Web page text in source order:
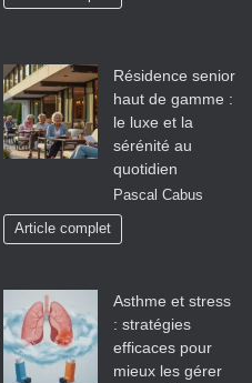
Résidence senior
haut de gamme :
le luxe et la
sérénité au
quotidien
Pascal Cabus
Article complet
Asthme et stress
: stratégies
efficaces pour
mieux les gérer